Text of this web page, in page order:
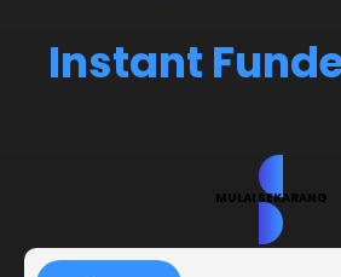
Instant
MULAI SEKARANG